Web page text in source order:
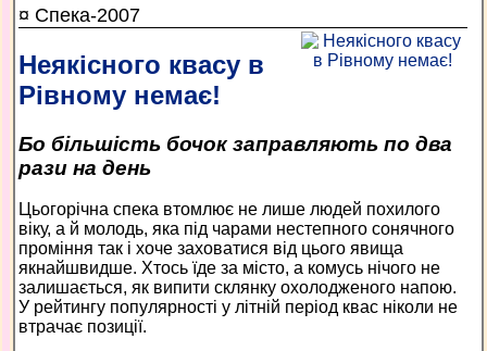
¤ Спека-2007
Неякісного квасу в
Рівному немає!
Бо більшість бочок заправляють по два
рази на день
Цьогорічна спека втомлює не лише людей похилого
віку, а й молодь, яка під чарами нестепного сонячного
проміння так і хоче заховатися від цього явища
якнайшвидше. Хтось їде за місто, а комусь нічого не
залишається, як випити склянку охолодженого напою.
У рейтингу популярності у літній період квас ніколи не
втрачає позиції.